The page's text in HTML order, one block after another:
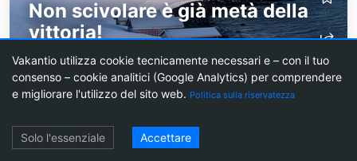
Non scivolare è già metà della
vittoria!
La scorsa notte è andata piuttosto animata da
noi ad Alta! C'è stata una vera tempesta. La neve
è arrivata orizzontale - e non poca neve! La
Vakantio utilizza cookie tecnicamente necessari e – con il tuo
consenso – cookie analitici (Google Analytics) per comprendere
e migliorare l'utilizzo del sito web. Politica sulla riservatezza
Solo l'essenziale Accettare